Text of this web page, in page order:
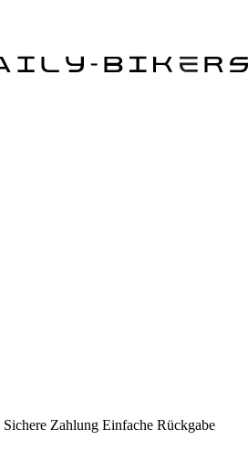
Sichere Zahlung Einfache Rückgabe